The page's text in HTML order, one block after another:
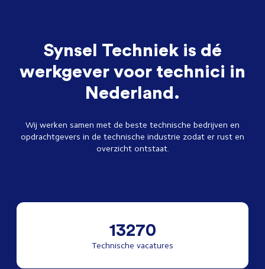
Synsel Techniek is dé
werkgever voor technici in
Nederland.
Wij werken samen met de beste technische bedrijven en
opdrachtgevers in de technische industrie zodat er rust en
overzicht ontstaat.
13270
Technische vacatures